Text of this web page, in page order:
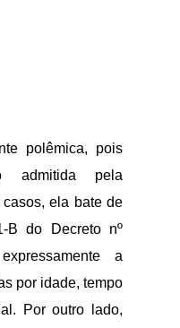
polêmica, pois
admitida pela
ela bate de
B do Decreto nº
a
por idade, tempo
Por outro lado,